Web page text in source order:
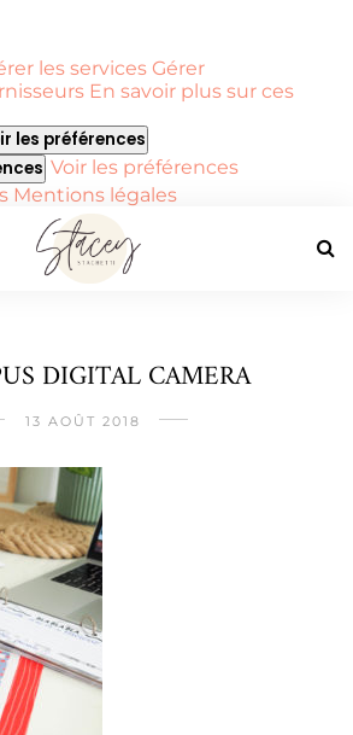
les services Gérer
En savoir plus sur ces
les préférences
Voir les préférences
Mentions légales
DIGITAL CAMERA
13 AOÛT 2018